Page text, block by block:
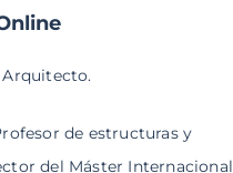
de estructuras y
del Máster Internacional